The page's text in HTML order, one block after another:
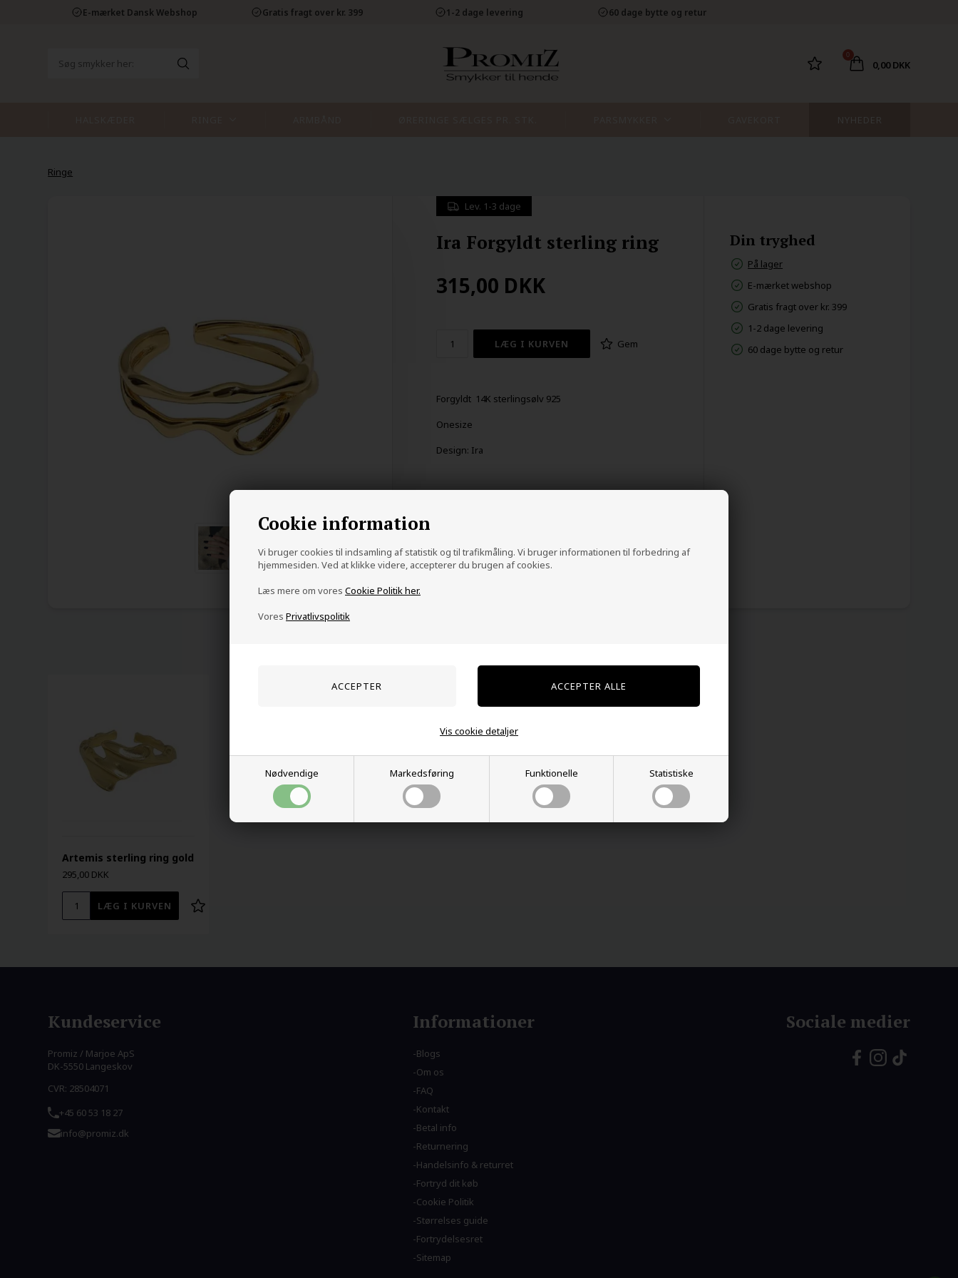
Cookie information
Vi bruger cookies til indsamling af statistik og til trafikmåling. Vi bruger informationen til forbedring af
hjemmesiden. Ved at klikke videre, accepterer du brugen af cookies.
Læs mere om vores Cookie Politik her.
Vores Privatlivspolitik
Nødvendige Markedsføring Funktionelle Statistiske
Vis cookie detaljer
E-mærket Dansk Webshop Gratis fragt over kr. 399 1-2 dage levering 60 dage bytte og retur
0
0,00 DKK
NYHEDER
Ringe
Lev. 1-3 dage
Ira Forgyldt sterling ring
315,00 DKK
Gem
Forgyldt 14K sterlingsølv 925
Onesize
Design: Ira
Din tryghed
På lager
E-mærket webshop
Gratis fragt over kr. 399
1-2 dage levering
60 dage bytte og retur
Artemis sterling ring gold
295,00 DKK
Kundeservice
Promiz / Marjoe ApS
DK-5550 Langeskov
CVR: 28504071
+45 60 53 18 27
info@promiz.dk
Informationer
Blogs
Om os
FAQ
Kontakt
Betal info
Returnering
Handelsinfo & returret
Fortryd dit køb
Cookie Politik
Størrelses guide
Fortrydelsesret
Sitemap
Sociale medier